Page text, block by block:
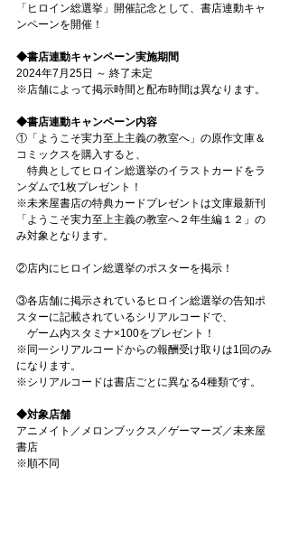
「ヒロイン総選挙」開催記念として、書店連動キャ
ンペーンを開催！
◆書店連動キャンペーン実施期間
2024年7月25日 ～ 終了未定
※店舗によって掲示時間と配布時間は異なります。
◆書店連動キャンペーン内容
①「ようこそ実力至上主義の教室へ」の原作文庫＆
コミックスを購入すると、
特典としてヒロイン総選挙のイラストカードをラ
ンダムで1枚プレゼント！
※未来屋書店の特典カードプレゼントは文庫最新刊
「ようこそ実力至上主義の教室へ２年生編１２」の
み対象となります。
②店内にヒロイン総選挙のポスターを掲示！
③各店舗に掲示されているヒロイン総選挙の告知ポ
スターに記載されているシリアルコードで、
ゲーム内スタミナ×100をプレゼント！
※同一シリアルコードからの報酬受け取りは1回のみ
になります。
※シリアルコードは書店ごとに異なる4種類です。
◆対象店舗
アニメイト／メロンブックス／ゲーマーズ／未来屋
書店
※順不同